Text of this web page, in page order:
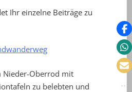
Ihr einzelne Beiträge zu
Nieder-Oberrod mit
zu belebten und